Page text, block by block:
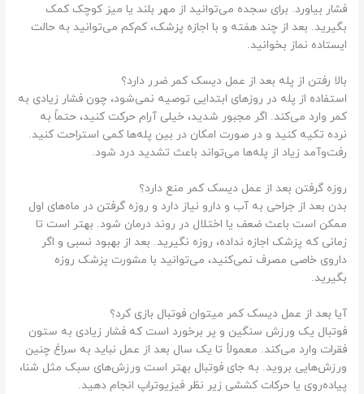
فشار بیاورد. برای سجده می‌توانید از مهر بلند یا میز کوچک کمک
بگیرید. بعد از چند هفته و با اجازه پزشک، کم‌کم می‌توانید به حالت
ایستاده نماز بخوانید.
بالا رفتن از پله بعد از عمل دیسک کمر ضرر دارد؟
استفاده از پله در روزهای ابتدایی توصیه نمی‌شود، چون فشار زیادی به
کمر وارد می‌کند. اگر مجبور شدید، خیلی آرام حرکت کنید، حتماً به
نرده تکیه کنید و در صورت امکان در بین پله‌ها کمی استراحت کنید.
رفت‌وآمد زیاد از پله‌ها می‌تواند باعث تشدید درد شود.
روزه گرفتن بعد از عمل دیسک کمر منع دارد؟
بدن بعد از جراحی به آب و دارو نیاز دارد و روزه گرفتن در ماه‌های اول
ممکن است باعث ضعف یا اختلال در روند درمان شود. بهتر است تا
زمانی که پزشک اجازه نداده، روزه نگیرید. بعد از بهبود نسبی و اگر
داروی خاصی مصرف نمی‌کنید، می‌توانید با مشورت پزشک روزه
بگیرید.
آیا بعد از عمل دیسک کمر میتوان فوتبال بازی کرد؟
فوتبال یک ورزش سنگین و پر برخورد است که فشار زیادی به ستون
فقرات وارد می‌کند. معمولاً تا یک سال بعد از عمل نباید به سراغ چنین
ورزش‌هایی بروید. به جای فوتبال بهتر است ورزش‌های سبک مثل شنا،
پیاده‌روی یا حرکات کششی زیر نظر فیزیوتراپ انجام دهید.